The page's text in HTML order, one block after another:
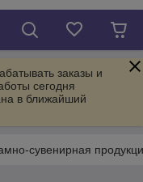
заказы и
сегодня
в ближайший
сувенирная